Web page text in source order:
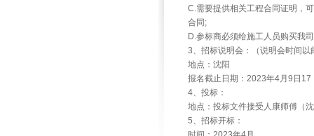
C.需要提供相关工程合同证明，
合同;
D.参标商必须给施工人员购买我
3、招标说明会：（说明会时间以
地点：沈阳
报名截止日期：2023年4月9日17
4、投标：
地点：投标文件接受人康师傅（
5、招标开标：